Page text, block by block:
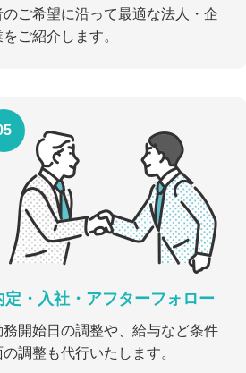
のご希望に沿って最適な法人・企
をご紹介します。
定・入社・アフターフォロー
務開始日の調整や、給与など条件
の調整も代行いたします。